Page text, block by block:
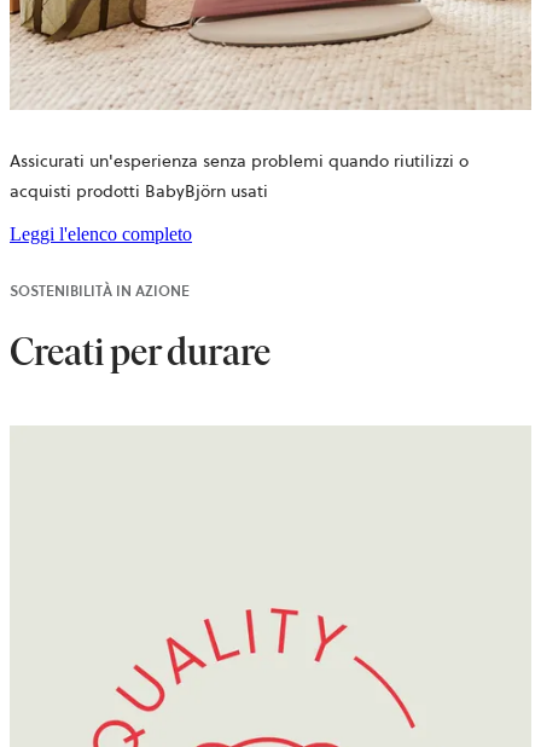
Assicurati un'esperienza senza problemi quando riutilizzi o
acquisti prodotti BabyBjörn usati
Leggi l'elenco completo
SOSTENIBILITÀ IN AZIONE
Creati per durare